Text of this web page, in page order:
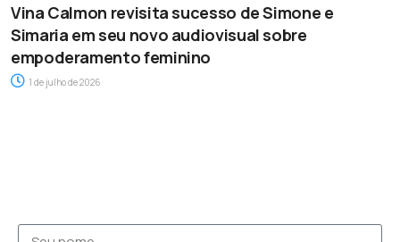
Vina Calmon revisita sucesso de Simone e
Simaria em seu novo audiovisual sobre
empoderamento feminino
1 de julho de 2026